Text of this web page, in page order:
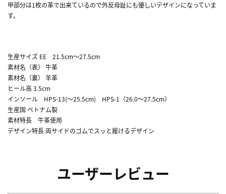
甲部分は1枚の革で出来ているので外反母趾にも優しいデザインになっていま
す。
生産サイズ EE 21.5cm～27.5cm
素材名（表） 牛革
素材名（裏） 羊革
ヒール高 3.5cm
インソール HPS-13(～25.5cm) HPS-1（26.0～27.5cm）
生産国 ベトナム製
素材特長 牛革使用
デザイン特長 両サイドのゴムでスッと履けるデザイン
ユーザーレビュー